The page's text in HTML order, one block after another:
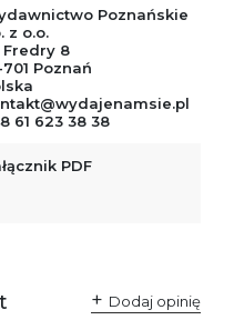
Poznańskie
z o.o.
Fredry 8
701 Poznań
61 623 38 38
PDF
Dodaj opinię